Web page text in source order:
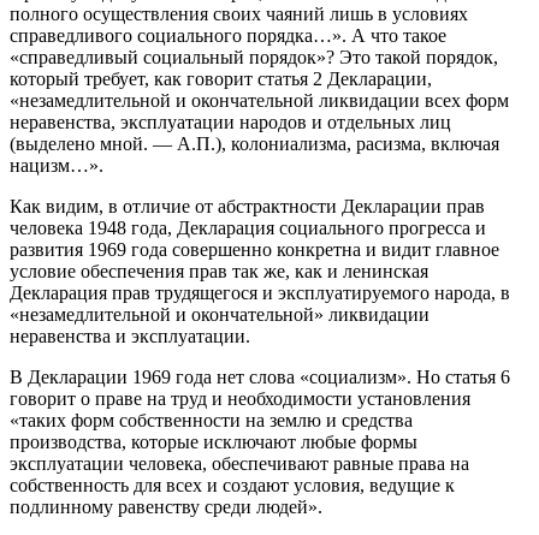
полного осуществления своих чаяний лишь в условиях
справедливого социального порядка…». А что такое
«справедливый социальный порядок»? Это такой порядок,
который требует, как говорит статья 2 Декларации,
«незамедлительной и окончательной ликвидации всех форм
неравенства, эксплуатации народов и отдельных лиц
(выделено мной. — А.П.), колониализма, расизма, включая
нацизм…».
Как видим, в отличие от абстрактности Декларации прав
человека 1948 года, Декларация социального прогресса и
развития 1969 года совершенно конкретна и видит главное
условие обеспечения прав так же, как и ленинская
Декларация прав трудящегося и эксплуатируемого народа, в
«незамедлительной и окончательной» ликвидации
неравенства и эксплуатации.
В Декларации 1969 года нет слова «социализм». Но статья 6
говорит о праве на труд и необходимости установления
«таких форм собственности на землю и средства
производства, которые исключают любые формы
эксплуатации человека, обеспечивают равные права на
собственность для всех и создают условия, ведущие к
подлинному равенству среди людей».